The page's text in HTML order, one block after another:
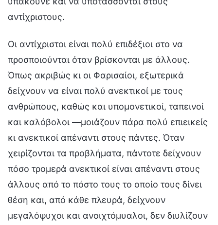
Οι αντίχριστοι είναι πολύ επιδέξιοι στο να
προσποιούνται όταν βρίσκονται με άλλους.
Όπως ακριβώς κι οι Φαρισαίοι, εξωτερικά
δείχνουν να είναι πολύ ανεκτικοί με τους
ανθρώπους, καθώς και υπομονετικοί, ταπεινοί
και καλόβολοι —μοιάζουν πάρα πολύ επιεικείς
κι ανεκτικοί απέναντι στους πάντες. Όταν
χειρίζονται τα προβλήματα, πάντοτε δείχνουν
πόσο τρομερά ανεκτικοί είναι απέναντι στους
άλλους από το πόστο τους το οποίο τους δίνει
θέση και, από κάθε πλευρά, δείχνουν
μεγαλόψυχοι και ανοιχτόμυαλοι, δεν διυλίζουν